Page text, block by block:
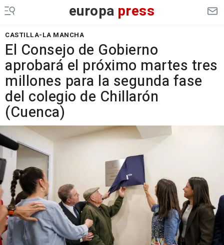
europa press
CASTILLA-LA MANCHA
El Consejo de Gobierno
aprobará el próximo martes tres
millones para la segunda fase
del colegio de Chillarón
(Cuenca)